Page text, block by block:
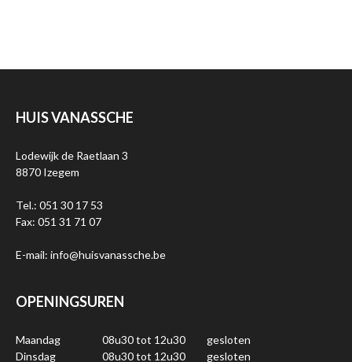
HUIS VANASSCHE
Lodewijk de Raetlaan 3
8870 Izegem
Tel.: 051 30 17 53
Fax: 051 31 71 07
E-mail: info@huisvanassche.be
OPENINGSUREN
Maandag 08u30 tot 12u30
gesloten
Dinsdag
08u30 tot 12u30 gesloten